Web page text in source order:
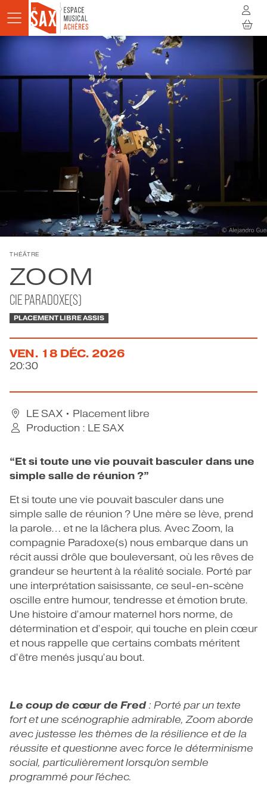
Aller au contenu principal
THÉÂTRE
ZOOM
CIE PARADOXE(S)
PLACEMENT LIBRE ASSIS
VEN. 18 DÉC. 2026
20:30
LE SAX • Placement libre
Production : LE SAX
“Et si toute une vie pouvait basculer dans une
simple salle de réunion ?”
Et si toute une vie pouvait basculer dans une
simple salle de réunion ? Une mère se lève, prend
la parole… et ne la lâchera plus. Avec Zoom, la
compagnie Paradoxe(s) nous embarque dans un
récit aussi drôle que bouleversant, où les rêves de
grandeur se heurtent à la réalité sociale. Porté par
une interprétation saisissante, ce seul-en-scène
oscille entre humour, tendresse et émotion brute.
Une histoire d’amour maternel hors norme, de
détermination et d’espoir, qui touche en plein cœur
et nous rappelle que certains combats méritent
d’être menés jusqu’au bout.
Le coup de cœur de Fred : Porté par un texte
fort et une scénographie admirable, Zoom aborde
avec justesse les thèmes de la résilience et de la
réussite et questionne avec force le déterminisme
social, particulièrement lorsqu'on semble
programmé pour l'échec.
AGENDA
ACTUALITÉS
STUDIOS
RÉSIDENCES
À LA RENCONTRE
INFOS PRATIQUES
BILLETTERIE
CONTACT